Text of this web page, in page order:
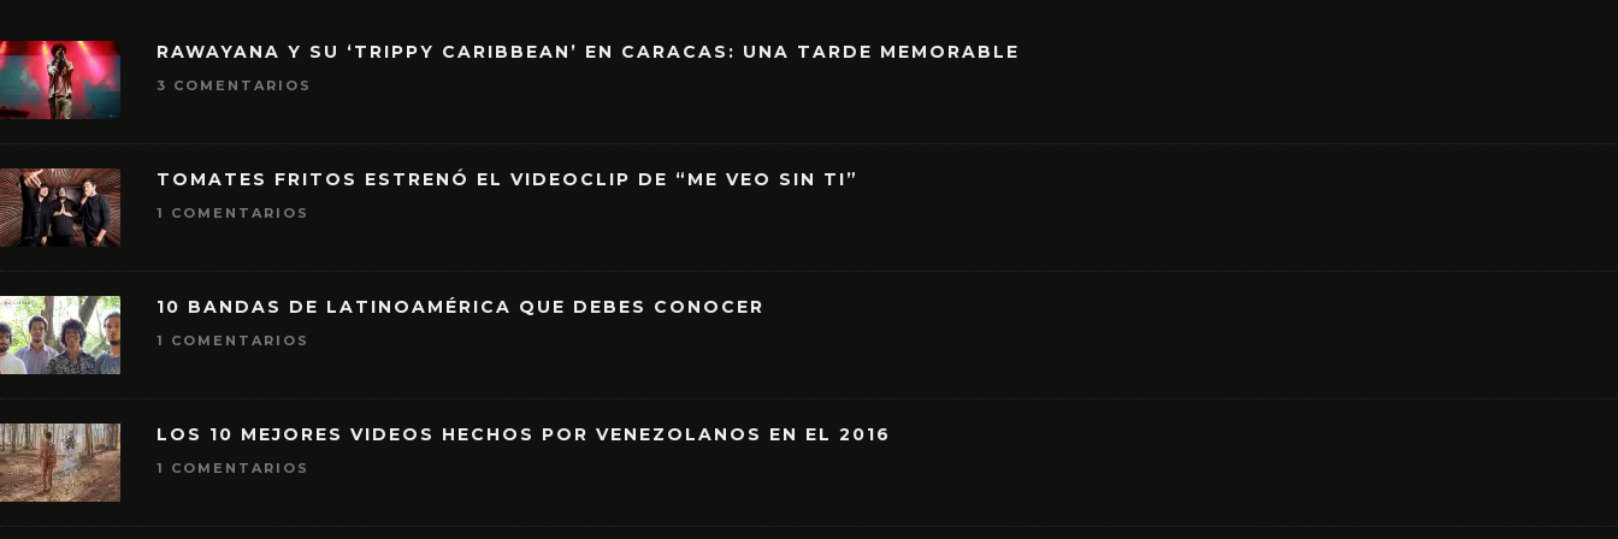
RAWAYANA Y SU ‘TRIPPY CARIBBEAN’ EN CARACAS: UNA TARDE MEMORABLE
3 COMENTARIOS
TOMATES FRITOS ESTRENÓ EL VIDEOCLIP DE “ME VEO SIN TI”
1 COMENTARIOS
10 BANDAS DE LATINOAMÉRICA QUE DEBES CONOCER
1 COMENTARIOS
LOS 10 MEJORES VIDEOS HECHOS POR VENEZOLANOS EN EL 2016
1 COMENTARIOS